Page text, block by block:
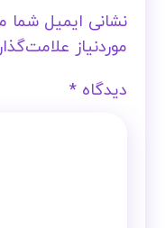
نشانی ایمیل شما
موردنیاز
دیدگاه*